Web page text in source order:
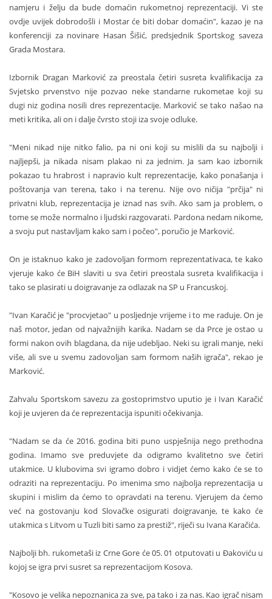
namjeru i želju da bude domaćin rukometnoj reprezentaciji. Vi ste
ovdje uvijek dobrodošli i Mostar će biti dobar domaćin", kazao je na
konferenciji za novinare Hasan Šišić, predsjednik Sportskog saveza
Grada Mostara.
Izbornik Dragan Marković za preostala četiri susreta kvalifikacija za
Svjetsko prvenstvo nije pozvao neke standarne rukometae koji su
dugi niz godina nosili dres reprezentacije. Marković se tako našao na
meti kritika, ali on i dalje čvrsto stoji iza svoje odluke.
"Meni nikad nije nitko falio, pa ni oni koji su mislili da su najbolji i
najljepši, ja nikada nisam plakao ni za jednim. Ja sam kao izbornik
pokazao tu hrabrost i napravio kult reprezentacije, kako ponašanja i
poštovanja van terena, tako i na terenu. Nije ovo ničija "prčija" ni
privatni klub, reprezentacija je iznad nas svih. Ako sam ja problem, o
tome se može normalno i ljudski razgovarati. Pardona nedam nikome,
a svoju put nastavljam kako sam i počeo", poručio je Marković.
On je istaknuo kako je zadovoljan formom reprezentativaca, te kako
vjeruje kako će BiH slaviti u sva četiri preostala susreta kvalifikacija i
tako se plasirati u doigravanje za odlazak na SP u Francuskoj.
"Ivan Karačić je "procvjetao" u posljednje vrijeme i to me raduje. On je
naš motor, jedan od najvažnijih karika. Nadam se da Prce je ostao u
formi nakon ovih blagdana, da nije udebljao. Neki su igrali manje, neki
više, ali sve u svemu zadovoljan sam formom naših igrača", rekao je
Marković.
Zahvalu Sportskom savezu za gostoprimstvo uputio je i Ivan Karačić
koji je uvjeren da će reprezentacija ispuniti očekivanja.
"Nadam se da će 2016. godina biti puno uspješnija nego prethodna
godina. Imamo sve preduvjete da odigramo kvalitetno sve četiri
utakmice. U klubovima svi igramo dobro i vidjet ćemo kako će se to
odraziti na reprezentaciju. Po imenima smo najbolja reprezentacija u
skupini i mislim da ćemo to opravdati na terenu. Vjerujem da ćemo
već na gostovanju kod Slovačke osigurati doigravanje, te kako će
utakmica s Litvom u Tuzli biti samo za prestiž", riječi su Ivana Karačića.
Najbolji bh. rukometaši iz Crne Gore će 05. 01 otputovati u Đakoviću u
kojoj se igra prvi susret sa reprezentacijom Kosova.
"Kosovo je velika nepoznanica za sve, pa tako i za nas. Kao igrač nisam